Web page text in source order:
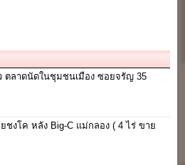
ตลาดนัดในชุมชนเมือง ซอยจรัญ 35
ชงโค หลัง Big-C แม่กลอง ( 4 ไร่ ขาย